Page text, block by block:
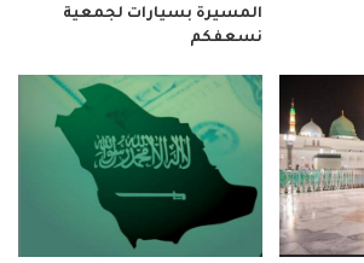
المسيرة بسيارات لجمعية
نسعفكم